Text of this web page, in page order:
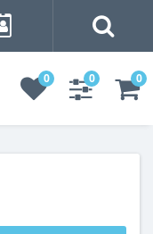
0 0 0